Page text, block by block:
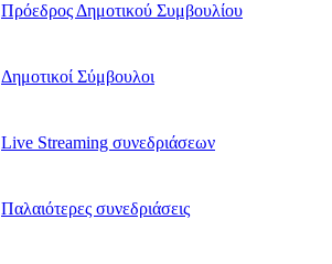
Πρόεδρος Δημοτικού Συμβουλίου
Δημοτικοί Σύμβουλοι
Live Streaming συνεδριάσεων
Παλαιότερες συνεδριάσεις